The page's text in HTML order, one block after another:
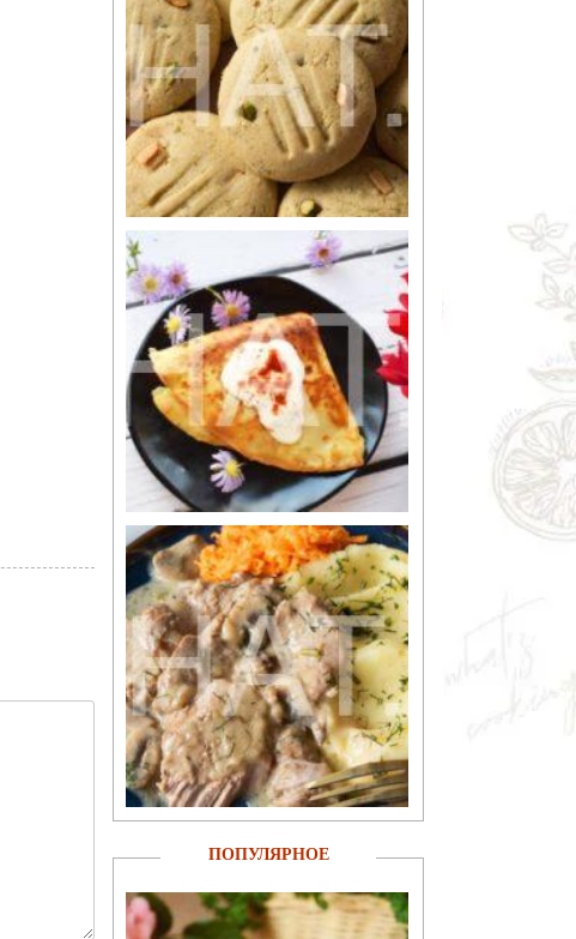
ПОПУЛЯРНОЕ